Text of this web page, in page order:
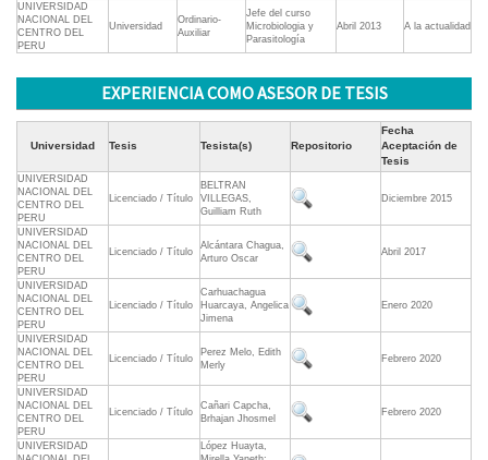
UNIVERSIDAD
NACIONAL DEL
CENTRO DEL
PERU
Universidad
Ordinario-
Auxiliar
Jefe del curso
Microbiologia y
Parasitología
Abril 2013 A la actualidad
EXPERIENCIA COMO ASESOR DE TESIS
Universidad Tesis Tesista(s) Repositorio
Fecha
Aceptación de
Tesis
UNIVERSIDAD
NACIONAL DEL
CENTRO DEL
PERU
Licenciado / Título
BELTRAN
VILLEGAS,
Guilliam Ruth
Diciembre 2015
UNIVERSIDAD
NACIONAL DEL
CENTRO DEL
PERU
Licenciado / Título
Alcántara Chagua,
Arturo Oscar
Abril 2017
UNIVERSIDAD
NACIONAL DEL
CENTRO DEL
PERU
Licenciado / Título
Carhuachagua
Huarcaya, Angelica
Jimena
Enero 2020
UNIVERSIDAD
NACIONAL DEL
CENTRO DEL
PERU
Licenciado / Título
Perez Melo, Edith
Merly
Febrero 2020
UNIVERSIDAD
NACIONAL DEL
CENTRO DEL
PERU
Licenciado / Título
Cañari Capcha,
Brhajan Jhosmel
Febrero 2020
UNIVERSIDAD
López Huayta,